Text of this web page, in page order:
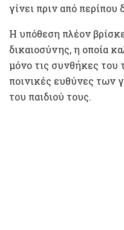
γίνει πριν από περίπου
Η υπόθεση πλέον
δικαιοσύνης, η οποία
μόνο τις συνθήκες του
ποινικές ευθύνες των
του παιδιού τους.